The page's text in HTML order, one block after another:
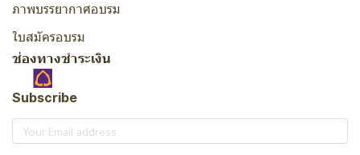
ภาพบรรยากาศอบรม
ใบสมัครอบรม
ช่องทางชำระเงิน
Subscribe